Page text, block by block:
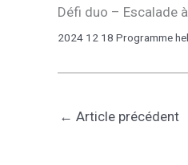
Défi duo – Escalade
2024 12 18 Programme
← Article précédent